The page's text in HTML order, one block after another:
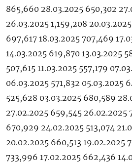
865,660 28.03.2025 650,302
26.03.2025 1,159,208
697,617 18.03.2025 707,469
14.03.2025 619,870 13.03.2025
507,615 11.03.2025 557,179
06.03.2025 571,832 05.03.2025
525,628 03.03.2025 680,589
27.02.2025 659,545 26.02.2025
670,929 24.02.2025 513,074
20.02.2025 660,513 19.02.2025
733,996 17.02.2025 662,436